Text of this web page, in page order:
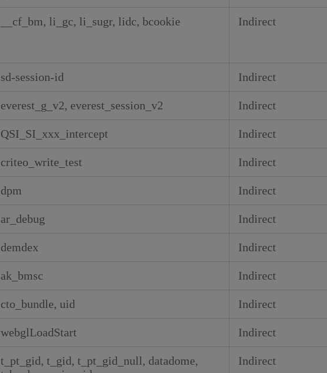
__cf_bm, li_gc, li_sugr, lidc, bcookie Indirect
sd-session-id Indirect
everest_g_v2, everest_session_v2 Indirect
QSI_SI_xxx_intercept Indirect
criteo_write_test Indirect
dpm Indirect
ar_debug Indirect
demdex Indirect
ak_bmsc Indirect
cto_bundle, uid Indirect
webglLoadStart Indirect
t_pt_gid, t_gid, t_pt_gid_null, datadome,
Indirect